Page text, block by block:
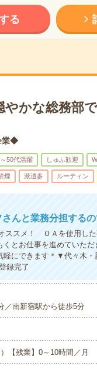
る
かな総務部
業◆
50代活躍 しゅふ歓迎
煙 派遣多 ルーティン
んと業務分担するの
ススメ！ ＯＡを使用した
くとお仕事を進めていた
きます＊▼代々木・新
録完了
／南新宿駅から徒歩5分
【残業】0～10時間／月